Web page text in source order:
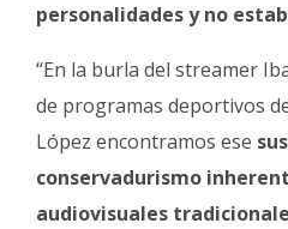
personalidades y no
“En la burla del streamer
de programas deportivos
López encontramos ese
conservadurismo
audiovisuales